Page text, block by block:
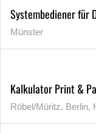
Systembediener für
Münster
Kalkulator Print &
Röbel/Müritz, Berlin,